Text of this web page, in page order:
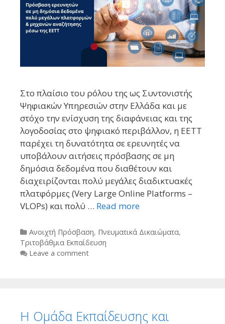
Στο πλαίσιο του ρόλου της ως Συντονιστής
Ψηφιακών Υπηρεσιών στην Ελλάδα και με
στόχο την ενίσχυση της διαφάνειας και της
λογοδοσίας στο ψηφιακό περιβάλλον, η ΕΕΤΤ
παρέχει τη δυνατότητα σε ερευνητές να
υποβάλουν αιτήσεις πρόσβασης σε μη
δημόσια δεδομένα που διαθέτουν και
διαχειρίζονται πολύ μεγάλες διαδικτυακές
πλατφόρμες (Very Large Online Platforms –
VLOPs) και πολύ … Read more
Categories
Ανοιχτή Πρόσβαση, Πνευματικά Δικαιώματα,
Τριτοβάθμια Εκπαίδευση
Leave a comment
Η Ομάδα Εκπαίδευσης και